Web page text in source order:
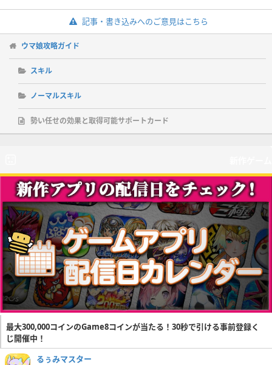
記事・書き込みへのご意見はこちら
ウマ娘攻略ガイド
スキル
ノーマルスキル
勢い任せの効果と取得可能サポートカード
最大300,000コインのGame8コインが当たる！30秒で引ける事前登録く
じ開催中！
るぅみマスター